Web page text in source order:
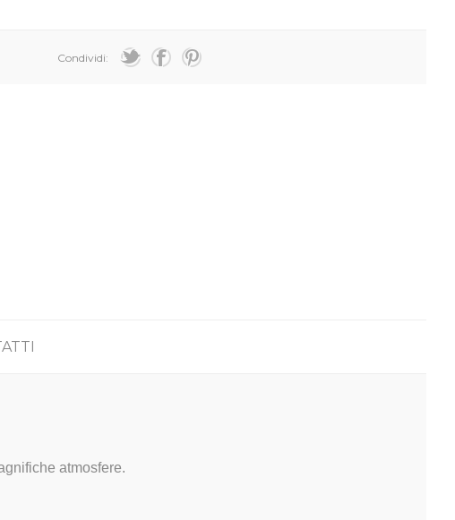
Condividi:
atmosfere.